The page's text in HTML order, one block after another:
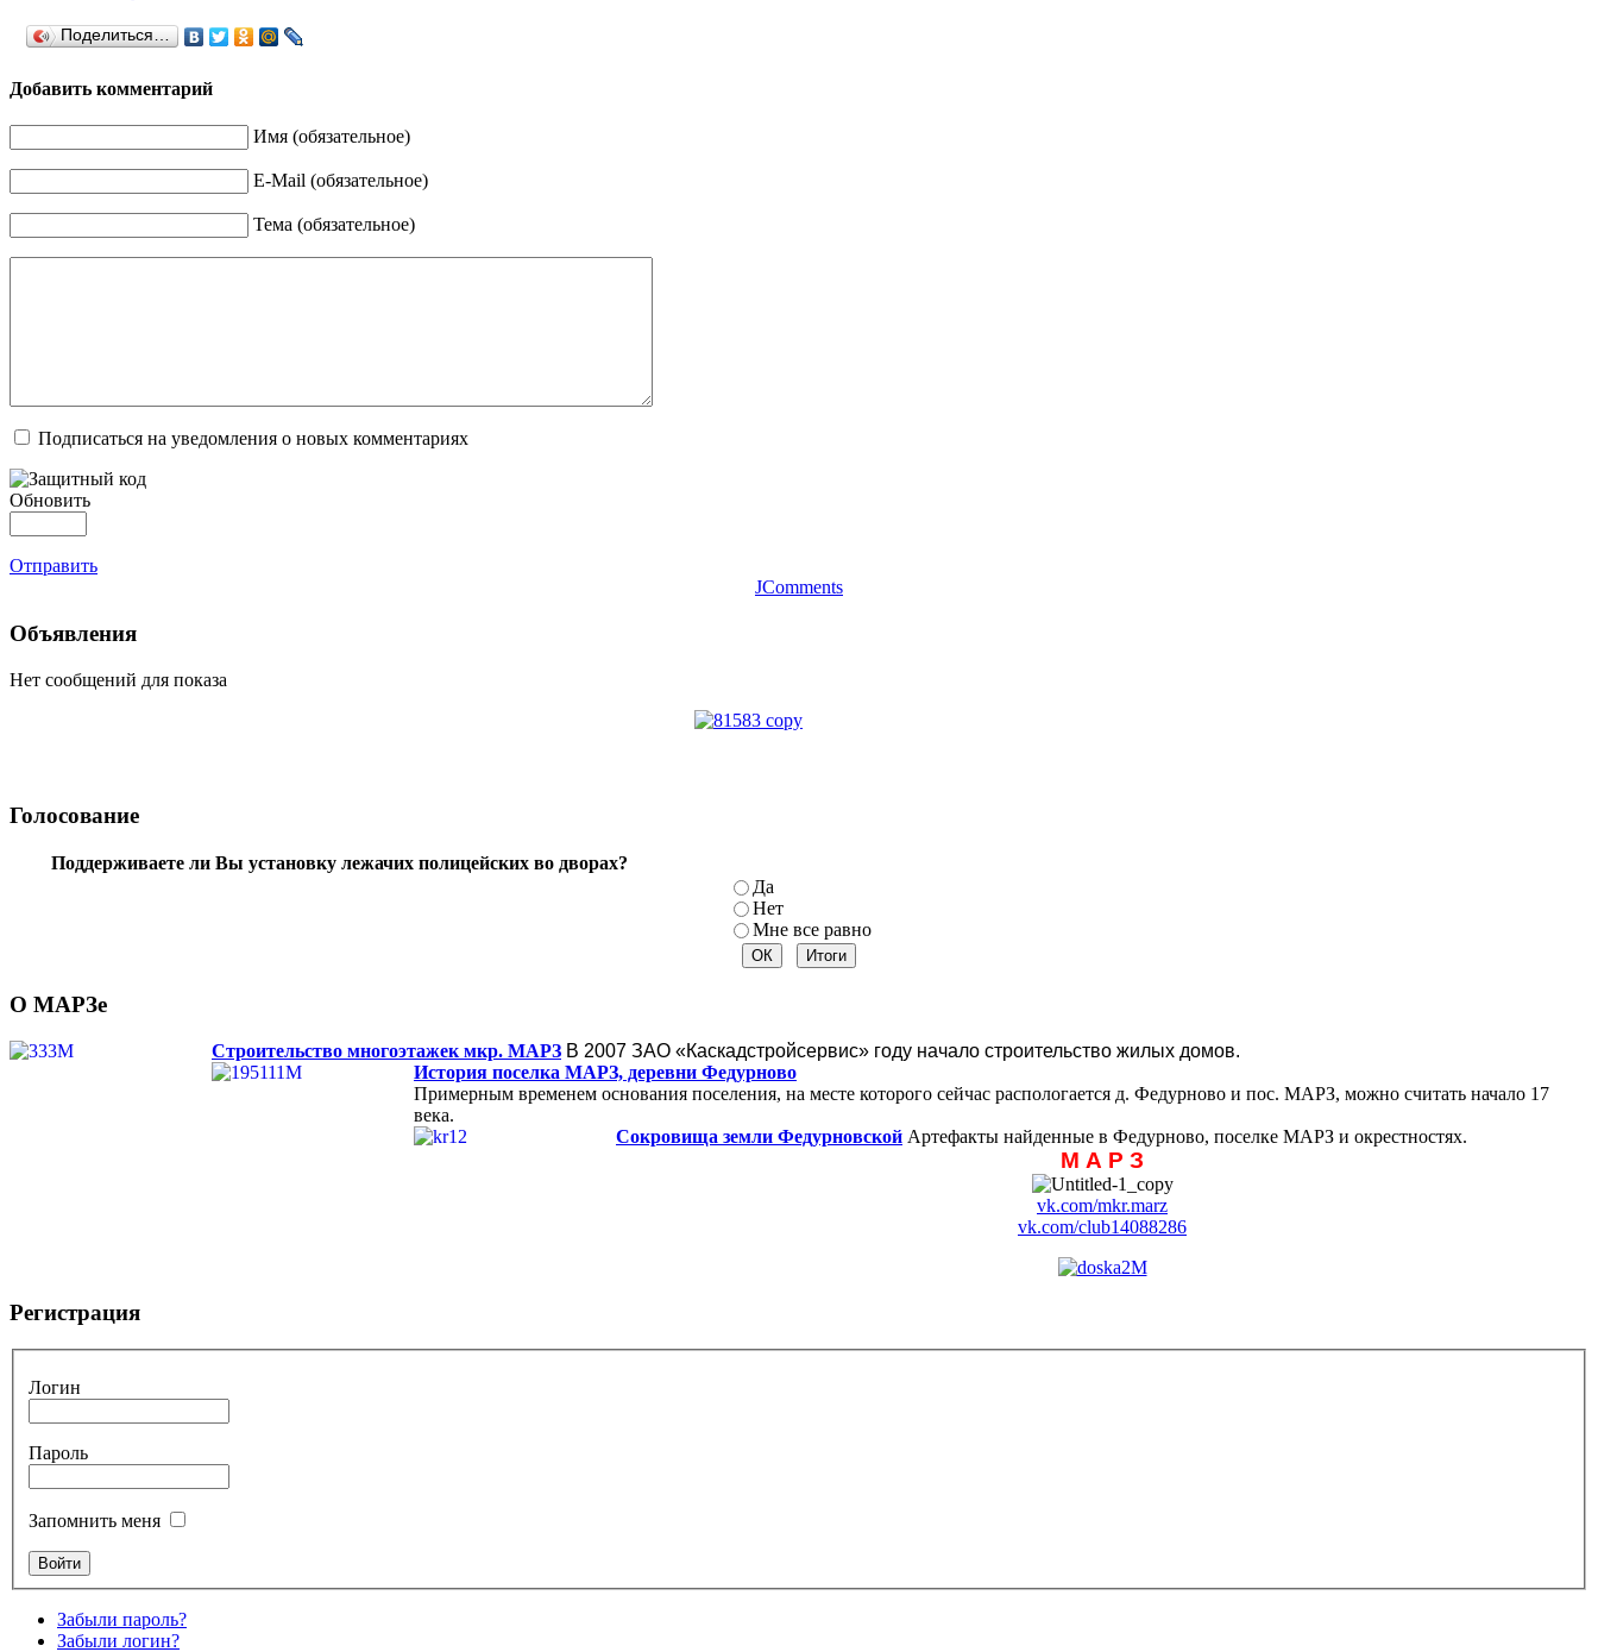
Поделиться…
Добавить комментарий
Имя (обязательное)
E-Mail (обязательное)
Тема (обязательное)
Подписаться на уведомления о новых комментариях
Обновить
Отправить
JComments
Объявления
Нет сообщений для показа
Голосование
Поддерживаете ли Вы установку лежачих полицейских во дворах?
Да
Нет
Мне все равно
О МАРЗе
Строительство многоэтажек мкр. МАРЗ В 2007 ЗАО «Каскадстройсервис» году начало строительство жилых домов.
История поселка МАРЗ, деревни Федурново
Примерным временем основания поселения, на месте которого сейчас распологается д. Федурново и пос. МАРЗ, можно считать начало 17
века.
Сокровища земли Федурновской Артефакты найденные в Федурново, поселке МАРЗ и окрестностях.
М А Р З
vk.com/mkr.marz
vk.com/club14088286
Регистрация
Логин
Пароль
Запомнить меня
Забыли пароль?
Забыли логин?